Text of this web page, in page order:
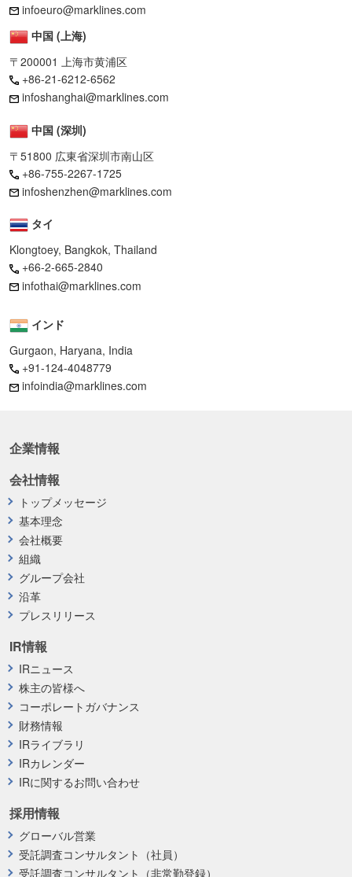
infoeuro@marklines.com
中国 (上海)
〒200001 上海市黄浦区
+86-21-6212-6562
infoshanghai@marklines.com
中国 (深圳)
〒51800 広東省深圳市南山区
+86-755-2267-1725
infoshenzhen@marklines.com
タイ
Klongtoey, Bangkok, Thailand
+66-2-665-2840
infothai@marklines.com
インド
Gurgaon, Haryana, India
+91-124-4048779
infoindia@marklines.com
企業情報
採用情報
グローバル営業
受託調査コンサルタント（社員）
受託調査コンサルタント（非常勤登録）
会社情報
トップメッセージ
基本理念
会社概要
組織
グループ会社
沿革
プレスリリース
IR情報
IRニュース
株主の皆様へ
コーポレートガバナンス
財務情報
IRライブラリ
IRカレンダー
IRに関するお問い合わせ